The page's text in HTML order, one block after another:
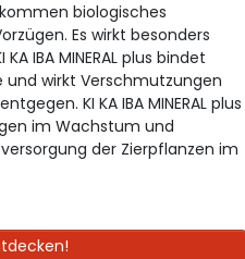
biologisches
Es wirkt besonders
IBA MINERAL plus bindet
wirkt Verschmutzungen
KI KA IBA MINERAL plus
im Wachstum und
der Zierpflanzen im